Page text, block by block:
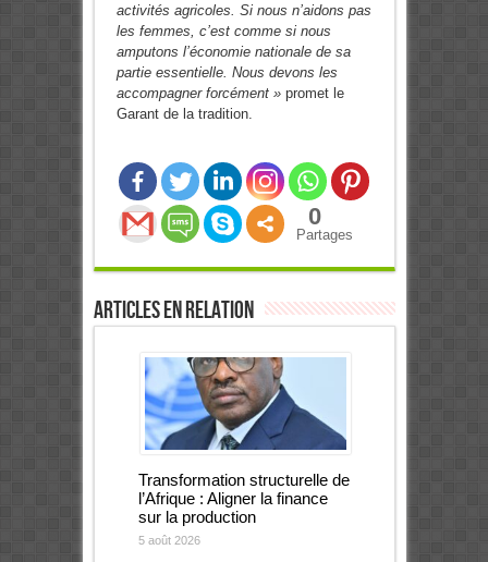
activités agricoles. Si nous n’aidons pas
les femmes, c’est comme si nous
amputons l’économie nationale de sa
partie essentielle. Nous devons les
accompagner forcément » promet le
Garant de la tradition.
0
Partages
Articles en relation
Transformation structurelle de
l’Afrique : Aligner la finance
sur la production
5 août 2026